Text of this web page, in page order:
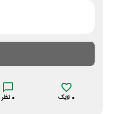
0 لایک 0 نظر